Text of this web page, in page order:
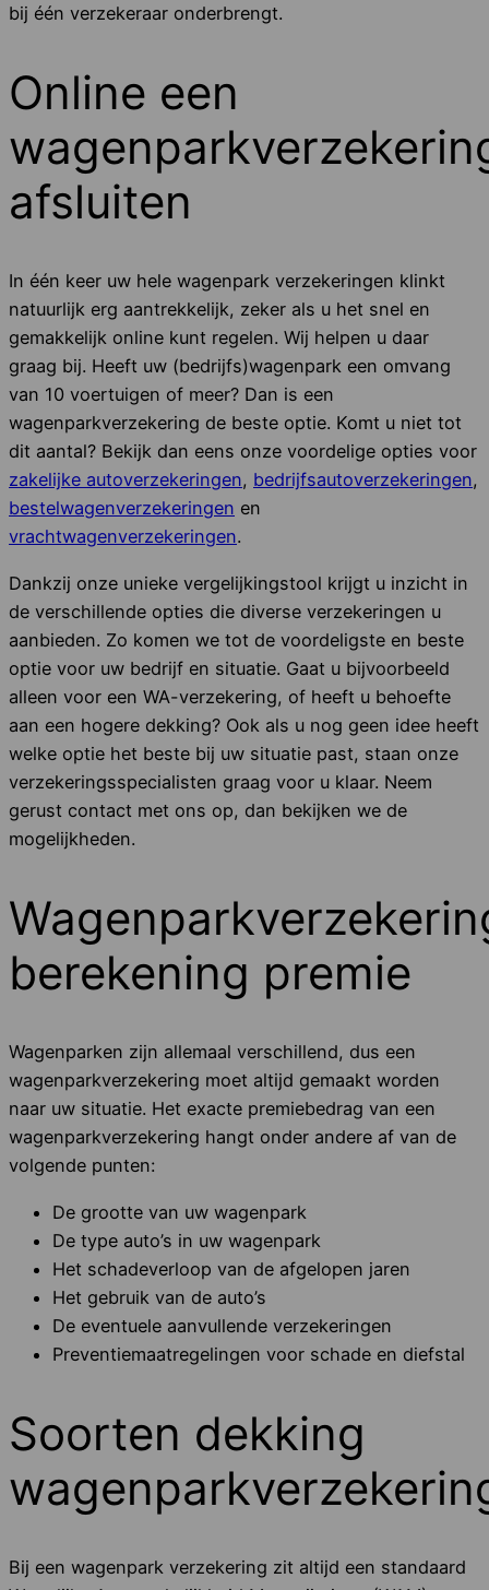
bij één verzekeraar onderbrengt.
Online een
afsluiten
In één keer uw hele wagenpark verzekeringen klinkt
natuurlijk erg aantrekkelijk, zeker als u het snel en
gemakkelijk online kunt regelen. Wij helpen u daar
graag bij. Heeft uw (bedrijfs)wagenpark een omvang
van 10 voertuigen of meer? Dan is een
wagenparkverzekering de beste optie. Komt u niet tot
dit aantal? Bekijk dan eens onze voordelige opties voor
zakelijke autoverzekeringen, bedrijfsautoverzekeringen,
bestelwagenverzekeringen en
vrachtwagenverzekeringen.
Dankzij onze unieke vergelijkingstool krijgt u inzicht in
de verschillende opties die diverse verzekeringen u
aanbieden. Zo komen we tot de voordeligste en beste
optie voor uw bedrijf en situatie. Gaat u bijvoorbeeld
alleen voor een WA-verzekering, of heeft u behoefte
aan een hogere dekking? Ook als u nog geen idee heeft
welke optie het beste bij uw situatie past, staan onze
verzekeringsspecialisten graag voor u klaar. Neem
gerust contact met ons op, dan bekijken we de
mogelijkheden.
berekening premie
Wagenparken zijn allemaal verschillend, dus een
wagenparkverzekering moet altijd gemaakt worden
naar uw situatie. Het exacte premiebedrag van een
wagenparkverzekering hangt onder andere af van de
volgende punten:
De grootte van uw wagenpark
De type auto’s in uw wagenpark
Het schadeverloop van de afgelopen jaren
Het gebruik van de auto’s
De eventuele aanvullende verzekeringen
Preventiemaatregelingen voor schade en diefstal
Soorten dekking
Bij een wagenpark verzekering zit altijd een standaard